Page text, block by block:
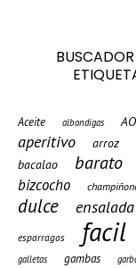
Aceite albondigas
aperitivo arroz
bacalao barato
bizcocho
dulce ensalada
esparragos facil
galletas
gambas